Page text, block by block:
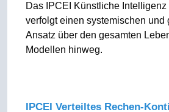
Das IPCEI Künstliche Intelligenz
verfolgt einen systemischen und
Ansatz über den gesamten
Modellen hinweg.
IPCEI Verteiltes Rechen-